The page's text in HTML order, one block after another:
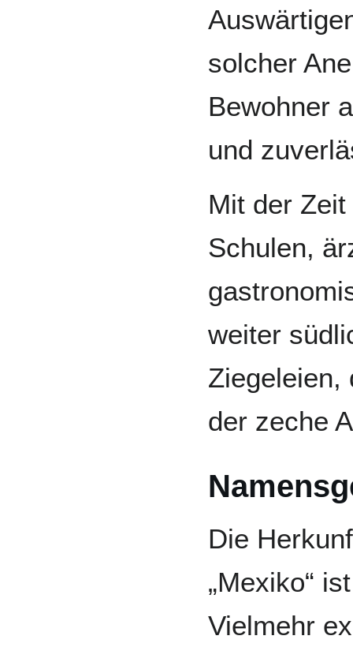
solcher
Bewohner
und
Mit der
Schulen,
weiter
Ziegeleien,
der zeche
Die
„Mexiko“
Vielmehr